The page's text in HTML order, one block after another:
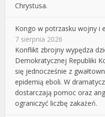
Chrystusa.
Kongo w potrzasku wojny i
7 sierpnia 2026
Konflikt zbrojny wypędza
Demokratycznej Republiki
się jednocześnie z
epidemią eboli. W
dostarczają pomoc oraz
ograniczyć liczbę zakażeń.